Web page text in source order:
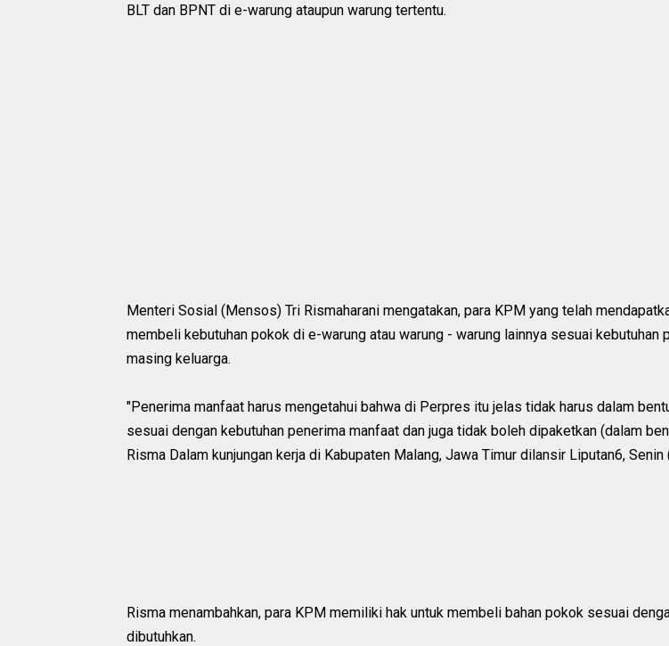
BLT dan BPNT di e-warung ataupun warung tertentu.
Menteri Sosial (Mensos) Tri Rismaharani mengatakan, para KPM yang telah
membeli kebutuhan pokok di e-warung atau warung - warung lainnya sesuai kebutuhan
masing keluarga.
"Penerima manfaat harus mengetahui bahwa di Perpres itu jelas tidak harus dalam
sesuai dengan kebutuhan penerima manfaat dan juga tidak boleh dipaketkan (dalam
Risma Dalam kunjungan kerja di Kabupaten Malang, Jawa Timur dilansir Liputan6,
Risma menambahkan, para KPM memiliki hak untuk membeli bahan pokok sesuai
dibutuhkan.